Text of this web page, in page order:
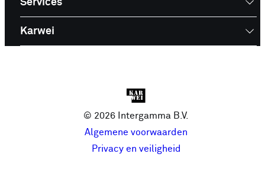
Services
Karwei
© 2026 Intergamma B.V.
Algemene voorwaarden
Privacy en veiligheid